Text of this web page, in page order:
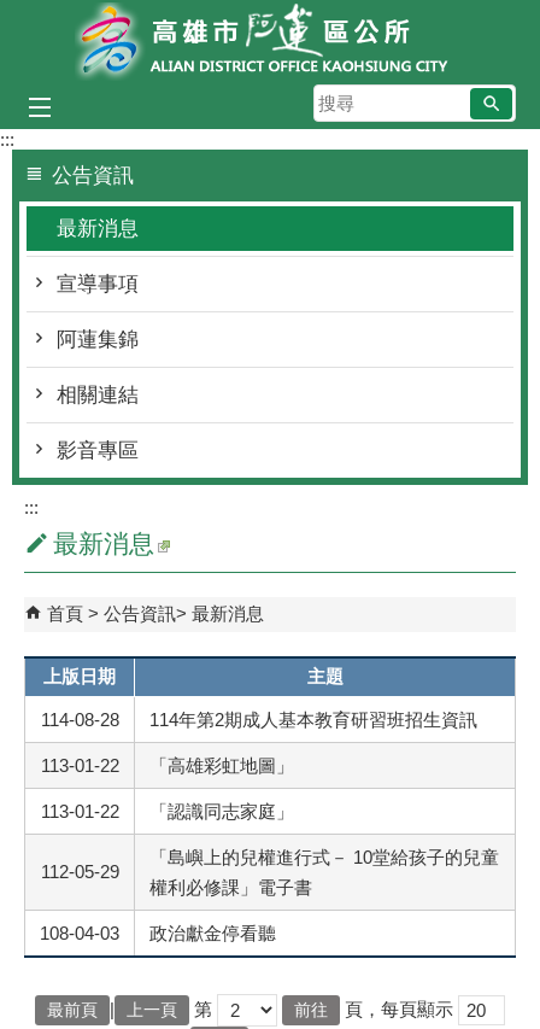
跳到主要內容區塊
搜
尋
:::
公告資訊
最新消息
宣導事項
阿蓮集錦
相關連結
影音專區
:::
最新消息
首頁 公告資訊 最新消息
上版日期 主題
114-08-28 114年第2期成人基本教育研習班招生資訊
113-01-22 「高雄彩虹地圖」
113-01-22 「認識同志家庭」
112-05-29
「島嶼上的兒權進行式－ 10堂給孩子的兒童
權利必修課」電子書
108-04-03 政治獻金停看聽
最前頁 | 上一頁 第
頁，每頁顯示